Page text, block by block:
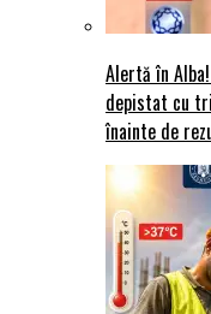
Alertă în
depistat cu
înainte de